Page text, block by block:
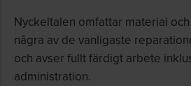
Nyckeltalen omfattar material
några av de vanligaste
och avser fullt färdigt arbete
administration.